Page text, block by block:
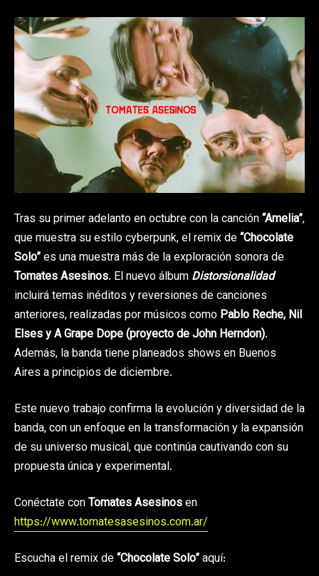
Tras su primer adelanto en octubre con la canción“Amelia”,
que muestra su estilo cyberpunk, el remix de“Chocolate
Solo”es una muestra más de la exploración sonora de
Tomates Asesinos. El nuevo álbum Distorsionalidad
incluirá temas inéditos y reversiones de canciones
anteriores, realizadas por músicos como Pablo Reche, Nil
Elses y A Grape Dope (proyecto de John Herndon).
Además, la banda tiene planeados shows en Buenos
Aires a principios de diciembre.
Este nuevo trabajo confirma la evolución y diversidad de la
banda, con un enfoque en la transformación y la expansión
de su universo musical, que continúa cautivando con su
propuesta única y experimental.
Conéctate conTomates Asesinosen
https://www.tomatesasesinos.com.ar/
Escucha el remix de“Chocolate Solo”aquí: